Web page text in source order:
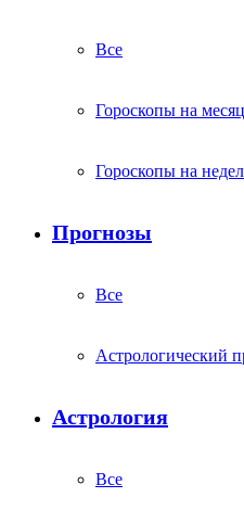
Все
Гороскопы на месяц
Гороскопы на
Прогнозы
Все
Астрологический
Астрология
Все